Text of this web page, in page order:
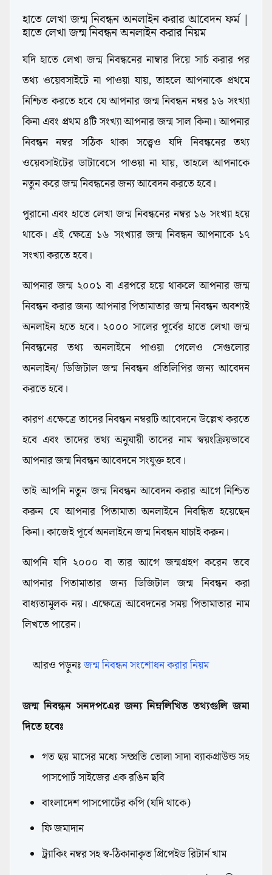
হাতে লেখা জন্ম নিবন্ধন অনলাইন করার আবেদন ফর্ম |
হাতে লেখা জন্ম নিবন্ধন অনলাইন করার নিয়ম
যদি হাতে লেখা জন্ম নিবন্ধনের নাম্বার দিয়ে সার্চ করার পর
তথ্য ওয়েবসাইটে না পাওয়া যায়, তাহলে আপনাকে প্রথমে
নিশ্চিত করতে হবে যে আপনার জন্ম নিবন্ধন নম্বর ১৬ সংখ্যা
কিনা এবং প্রথম ৪টি সংখ্যা আপনার জন্ম সাল কিনা। আপনার
নিবন্ধন নম্বর সঠিক থাকা সত্ত্বেও যদি নিবন্ধনের তথ্য
ওয়েবসাইটের ডাটাবেসে পাওয়া না যায়, তাহলে আপনাকে
নতুন করে জন্ম নিবন্ধনের জন্য আবেদন করতে হবে।
পুরানো এবং হাতে লেখা জন্ম নিবন্ধনের নম্বর ১৬ সংখ্যা হয়ে
থাকে। এই ক্ষেত্রে ১৬ সংখ্যার জন্ম নিবন্ধন আপনাকে ১৭
সংখ্যা করতে হবে।
আপনার জন্ম ২০০১ বা এরপরে হয়ে থাকলে আপনার জন্ম
নিবন্ধন করার জন্য আপনার পিতামাতার জন্ম নিবন্ধন অবশ্যই
অনলাইন হতে হবে। ২০০০ সালের পূর্বের হাতে লেখা জন্ম
নিবন্ধনের তথ্য অনলাইনে পাওয়া গেলেও সেগুলোর
অনলাইন/ ডিজিটাল জন্ম নিবন্ধন প্রতিলিপির জন্য আবেদন
করতে হবে।
কারণ এক্ষেত্রে তাদের নিবন্ধন নম্বরটি আবেদনে উল্লেখ করতে
হবে এবং তাদের তথ্য অনুযায়ী তাদের নাম স্বয়ংক্রিয়ভাবে
আপনার জন্ম নিবন্ধন আবেদনে সংযুক্ত হবে।
তাই আপনি নতুন জন্ম নিবন্ধন আবেদন করার আগে নিশ্চিত
করুন যে আপনার পিতামাতা অনলাইনে নিবন্ধিত হয়েছেন
কিনা। কাজেই পূর্বে অনলাইনে জন্ম নিবন্ধন যাচাই করুন।
আপনি যদি ২০০০ বা তার আগে জন্মগ্রহণ করেন তবে
আপনার পিতামাতার জন্য ডিজিটাল জন্ম নিবন্ধন করা
বাধ্যতামূলক নয়। এক্ষেত্রে আবেদনের সময় পিতামাতার নাম
লিখতে পারেন।
আরও পড়ুনঃজন্ম নিবন্ধন সংশোধন করার নিয়ম
জন্ম নিবন্ধন সনদপএের জন্য নিম্নলিখিত তথ্যগুলি জমা
দিতে হবেঃ
গত ছয় মাসের মধ্যে সম্প্রতি তোলা সাদা ব্যাকগ্রাউন্ড সহ
পাসপোর্ট সাইজের এক রঙিন ছবি
বাংলাদেশ পাসপোর্টের কপি (যদি থাকে)
ফি জমাদান
ট্র্যাকিং নম্বর সহ স্ব-ঠিকানাকৃত প্রিপেইড রিটার্ন খাম